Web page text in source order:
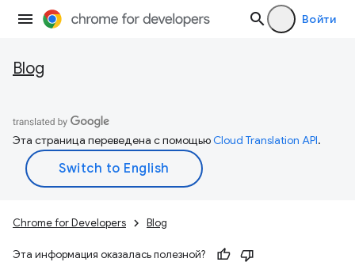
Войти
Blog
Эта страница переведена с помощьюCloud Translation API.
Chrome for Developers Blog
Эта информация оказалась полезной?